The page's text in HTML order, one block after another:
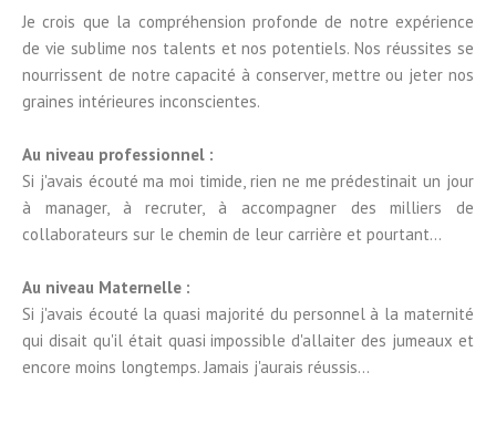
Je crois que la compréhension profonde de notre expérience
de vie sublime nos talents et nos potentiels. Nos réussites se
nourrissent de notre capacité à conserver, mettre ou jeter nos
graines intérieures inconscientes.
Au niveau professionnel :
Si j'avais écouté ma moi timide, rien ne me prédestinait un jour
à manager, à recruter, à accompagner des milliers de
collaborateurs sur le chemin de leur carrière et pourtant...
Au niveau Maternelle :
Si j'avais écouté la quasi majorité du personnel à la maternité
qui disait qu'il était quasi impossible d'allaiter des jumeaux et
encore moins longtemps. Jamais j'aurais réussis...